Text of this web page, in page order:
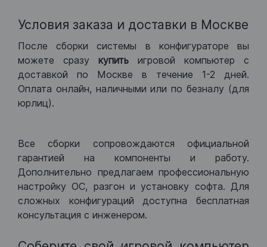
Условия заказа и доставки в Москве
После сборки системы в конфигураторе вы
можете сразу купить игровой компьютер с
доставкой по Москве в течение 1-2 дней.
Оплата онлайн, наличными или по безналу (для
юрлиц).
Все сборки сопровождаются официальной
гарантией на компоненты и работу.
Дополнительно предлагаем профессиональную
настройку ОС, разгон и установку софта. Для
сложных конфигураций доступна бесплатная
консультация с инженером.